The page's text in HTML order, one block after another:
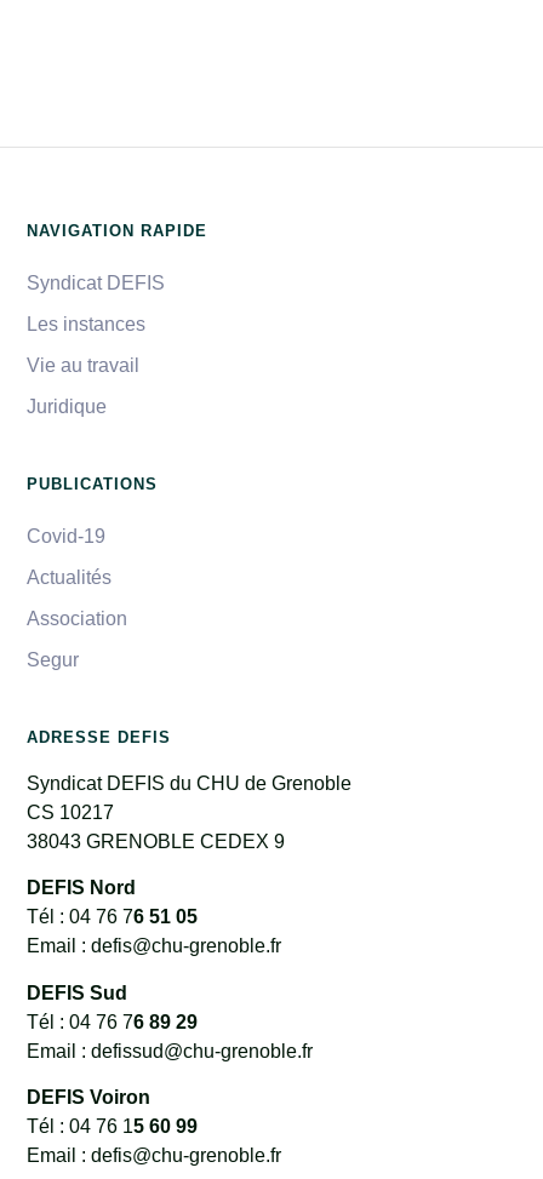
NAVIGATION RAPIDE
Syndicat DEFIS
Les instances
Vie au travail
Juridique
PUBLICATIONS
Covid-19
Actualités
Association
Segur
ADRESSE DEFIS
Syndicat DEFIS du CHU de Grenoble
CS 10217
38043 GRENOBLE CEDEX 9
DEFIS Nord
Tél : 04 76 76 51 05
Email : defis@chu-grenoble.fr
DEFIS Sud
Tél : 04 76 76 89 29
Email : defissud@chu-grenoble.fr
DEFIS Voiron
Tél : 04 76 15 60 99
Email : defis@chu-grenoble.fr